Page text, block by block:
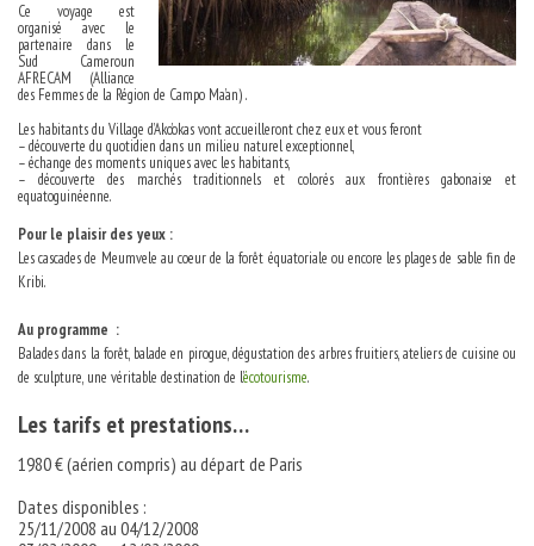
Ce voyage est
organisé avec le
partenaire dans le
Sud Cameroun
AFRECAM (Alliance
des Femmes de la Région de Campo Ma’an) .
Les habitants du Village d’Ako’okas vont accueilleront chez eux et vous feront
– découverte du quotidien dans un milieu naturel exceptionnel,
– échange des moments uniques avec les habitants,
– découverte des marchés traditionnels et colorés aux frontières gabonaise et
equatoguinéenne.
Pour le plaisir des yeux :
Les cascades de Meumvele au coeur de la forêt équatoriale ou encore les plages de sable fin de
Kribi.
Au programme :
Balades dans la forêt, balade en pirogue, dégustation des arbres fruitiers, ateliers de cuisine ou
de sculpture, une véritable destination de l’écotourisme.
Les tarifs et prestations…
1980 € (aérien compris) au départ de Paris
Dates disponibles :
25/11/2008 au 04/12/2008